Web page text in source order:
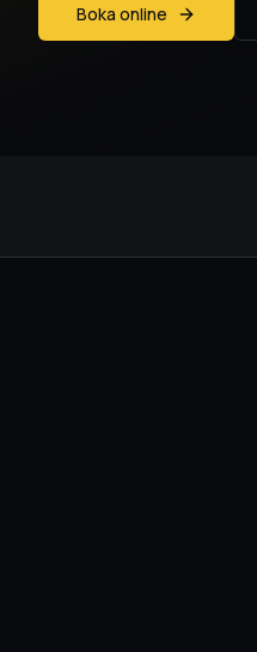
Boka online